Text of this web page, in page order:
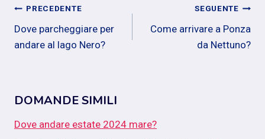
Navigazione
articoli
PRECEDENTE
Dove parcheggiare per
andare al lago Nero?
SEGUENTE
Come arrivare a Ponza
da Nettuno?
DOMANDE SIMILI
Dove andare estate 2024 mare?